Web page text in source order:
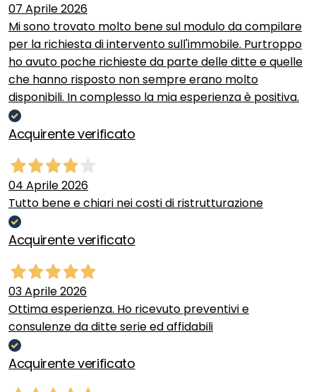
07 Aprile 2026
Mi sono trovato molto bene sul modulo da compilare
per la richiesta di intervento sull'immobile. Purtroppo
ho avuto poche richieste da parte delle ditte e quelle
che hanno risposto non sempre erano molto
disponibili. In complesso la mia esperienza è positiva.
Acquirente verificato
04 Aprile 2026
Tutto bene e chiari nei costi di ristrutturazione
Acquirente verificato
03 Aprile 2026
Ottima esperienza. Ho ricevuto preventivi e
consulenze da ditte serie ed affidabili
Acquirente verificato